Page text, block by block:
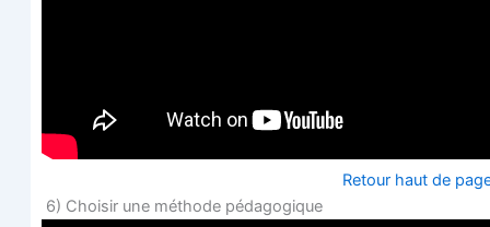
Retour haut de
6) Choi­sir une méthode pédagogique